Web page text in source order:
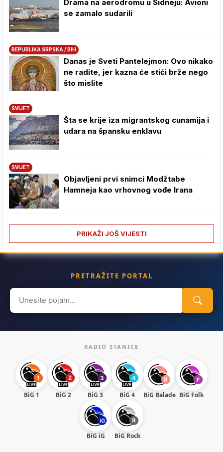
Drama na aerodromu u Sidneju: Avioni
se zamalo sudarili
REPUBLIKA SRPSKA / BIH
Danas je Sveti Pantelejmon: Ovo nikako
ne radite, jer kazna će stići brže nego
što mislite
SVIJET
Šta se krije iza migrantskog cunamija i
udara na špansku enklavu
SVIJET
Objavljeni prvi snimci Modžtabe
Hamneja kao vrhovnog vođe Irana
PRIKAŽI JOŠ VIJESTI
PRETRAŽITE PORTAL
Search
for:
RADIO STANICE
BiG 1 BiG 2 BiG 3 BiG 4 BiG Balade BiG Folk
BiG iG BiG Rock